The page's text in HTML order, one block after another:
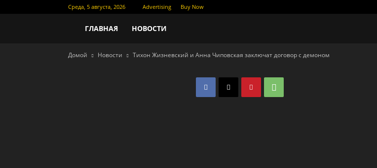
Среда, 5 августа, 2026 Advertising Buy Now
Новости
кино
ГЛАВНАЯ НОВОСТИ
Домой Новости Тихон Жизневский и Анна Чиповская заключат договор с демоном